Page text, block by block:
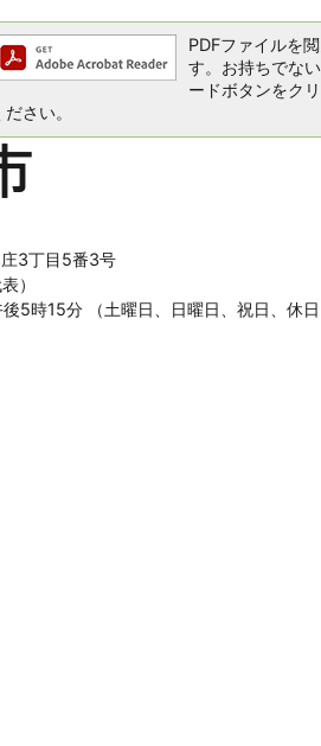
PDFファイルを
す。お持ちでな
ードボタンをク
ださい。
3丁目5番3号
）
5時15分
（土曜日、日曜日、祝日、休